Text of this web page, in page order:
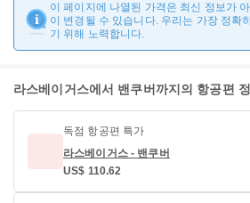
이 페이지에 나열된 가격은 최신 정보가
이 변경될 수 있습니다. 우리는 가장 정확
기 위해 노력합니다.
라스베이거스에서 밴쿠버까지의 항공편
독점 항공편 특가
라스베이거스 - 밴쿠버
US$ 110.62